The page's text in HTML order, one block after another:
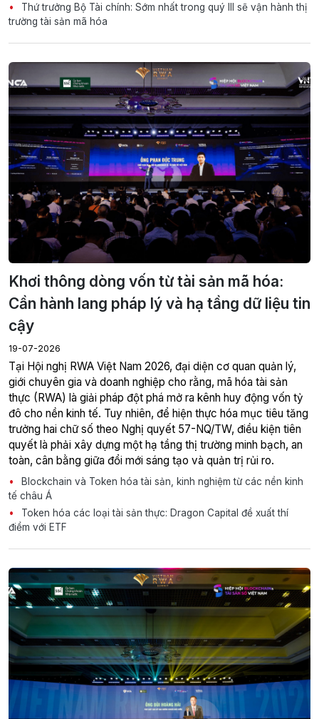
Thứ trưởng Bộ Tài chính: Sớm nhất trong quý III sẽ vận hành thị
trường tài sản mã hóa
Khơi thông dòng vốn từ tài sản mã hóa:
Cần hành lang pháp lý và hạ tầng dữ liệu tin
cậy
19-07-2026
giới chuyên gia và doanh nghiệp cho rằng, mã hóa tài sản
thực (RWA) là giải pháp đột phá mở ra kênh huy động vốn tỷ
đô cho nền kinh tế. Tuy nhiên, để hiện thực hóa mục tiêu tăng
trưởng hai chữ số theo Nghị quyết 57-NQ/TW, điều kiện tiên
quyết là phải xây dựng một hạ tầng thị trường minh bạch, an
toàn, cân bằng giữa đổi mới sáng tạo và quản trị rủi ro.
Blockchain và Token hóa tài sản, kinh nghiệm từ các nền kinh
tế châu Á
Token hóa các loại tài sản thực: Dragon Capital đề xuất thí
điểm với ETF